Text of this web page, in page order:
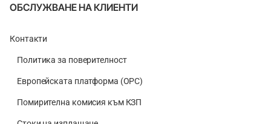
ОБСЛУЖВАНЕ НА КЛИЕНТИ
Контакти
Политика за поверителност
Европейската платформа (ОРС)
Помирителна комисия към КЗП